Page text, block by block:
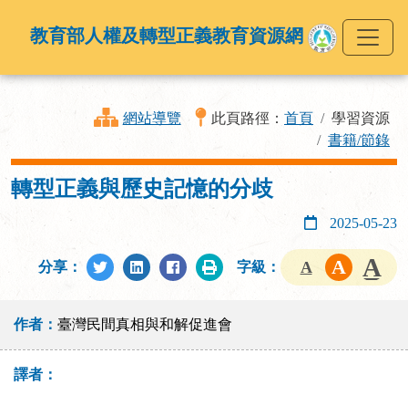
教育部人權及轉型正義教育資源網
網站導覽 此頁路徑： 首頁
學習資源
書籍/節錄
轉型正義與歷史記憶的分歧
2025-05-23
分享： 字級：
作者：臺灣民間真相與和解促進會
譯者：